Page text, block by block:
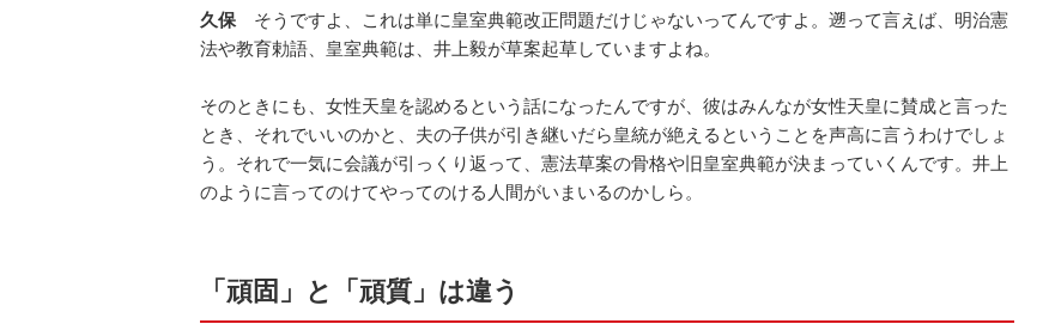
久保 そうですよ、これは単に皇室典範改正問題だけじゃないってんですよ。遡って言えば、明治憲
法や教育勅語、皇室典範は、井上毅が草案起草していますよね。
そのときにも、女性天皇を認めるという話になったんですが、彼はみんなが女性天皇に賛成と言った
とき、それでいいのかと、夫の子供が引き継いだら皇統が絶えるということを声高に言うわけでしょ
う。それで一気に会議が引っくり返って、憲法草案の骨格や旧皇室典範が決まっていくんです。井上
のように言ってのけてやってのける人間がいまいるのかしら。
「頑固」と「頑質」は違う